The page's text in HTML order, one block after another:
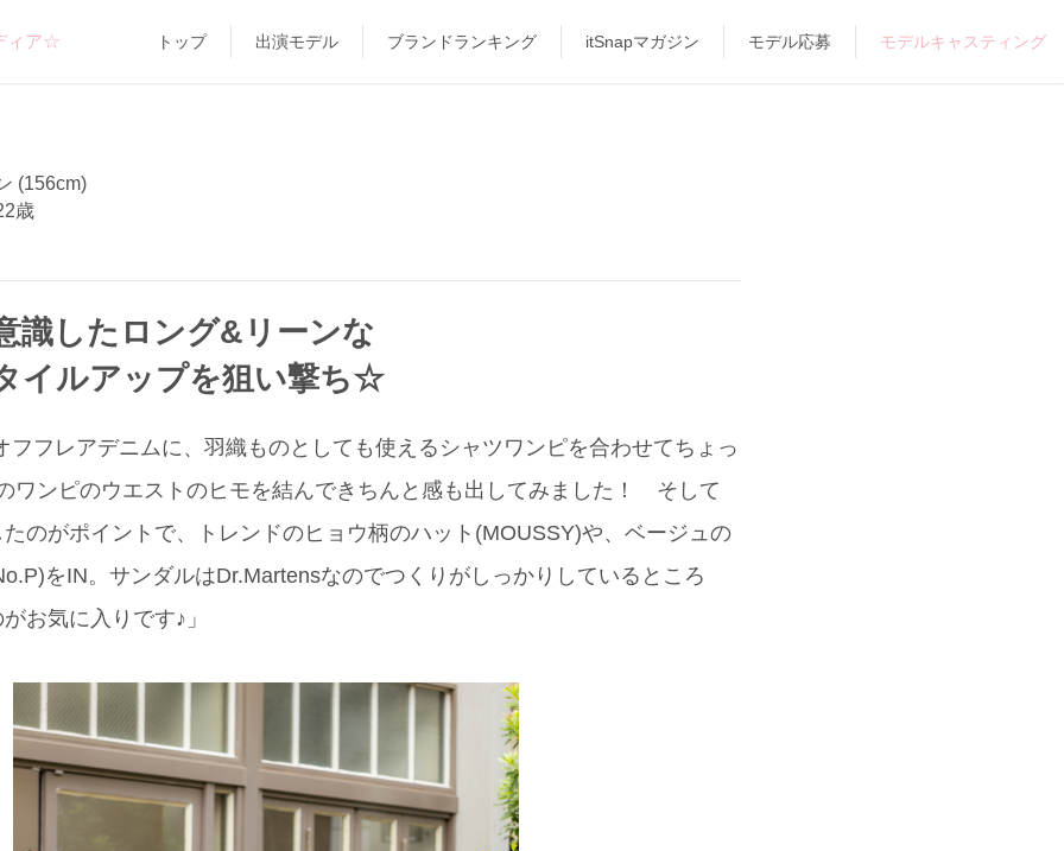
ィア☆ トップ 出演モデル ブランドランキング itSnapマガジン モデル応募 モデルキャスティング
(156cm)
歳
識したロング&リーンな
イルアップを狙い撃ち☆
フフレアデニムに、羽織ものとしても使えるシャツワンピを合わせてちょっ
ンピのウエストのヒモを結んできちんと感も出してみました！ そして
のがポイントで、トレンドのヒョウ柄のハット(MOUSSY)や、ベージュの
をIN。サンダルはDr.Martensなのでつくりがしっかりしているところ
お気に入りです♪」